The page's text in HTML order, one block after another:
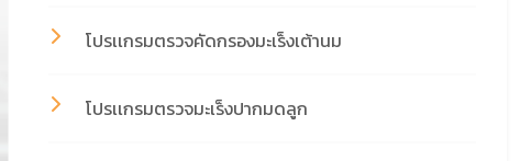
โปรเเกรมตรวจคัดกรองมะเร็งเต้านม
โปรเเกรมตรวจมะเร็งปากมดลูก